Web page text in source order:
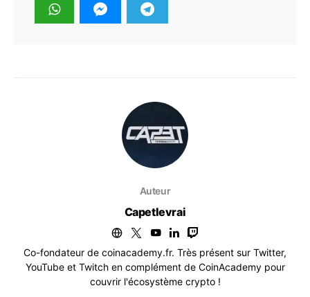
Auteur
Capetlevrai
Co-fondateur de coinacademy.fr. Très présent sur Twitter,
YouTube et Twitch en complément de CoinAcademy pour
couvrir l'écosystème crypto !